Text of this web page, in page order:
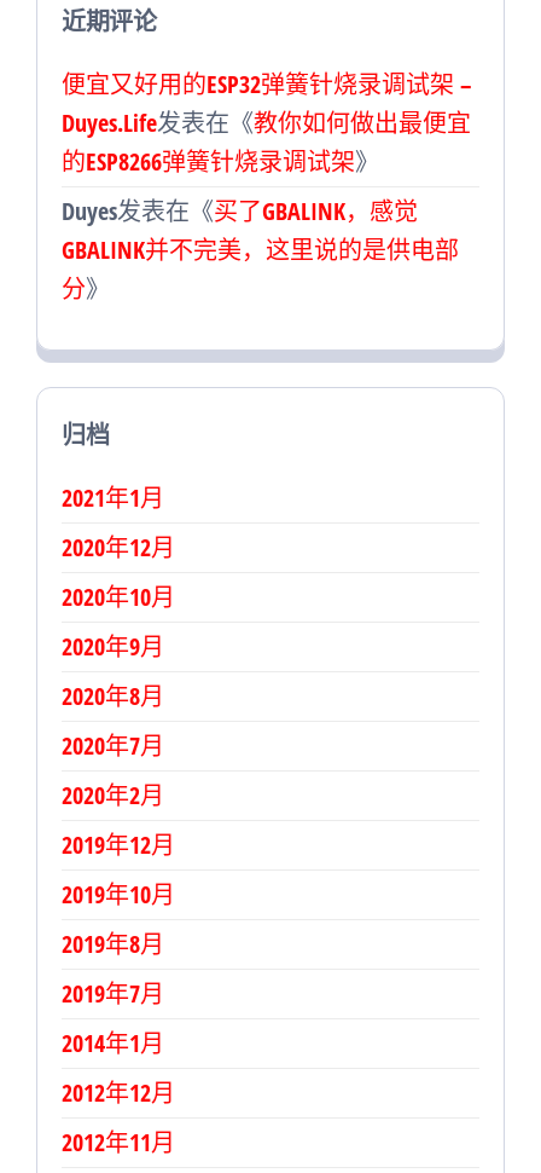
近期评论
便宜又好用的ESP32弹簧针烧录调试架 –
Duyes.Life发表在《教你如何做出最便宜
的ESP8266弹簧针烧录调试架》
Duyes发表在《买了GBALINK，感觉
GBALINK并不完美，这里说的是供电部
分》
归档
2021年1月
2020年12月
2020年10月
2020年9月
2020年8月
2020年7月
2020年2月
2019年12月
2019年10月
2019年8月
2019年7月
2014年1月
2012年12月
2012年11月